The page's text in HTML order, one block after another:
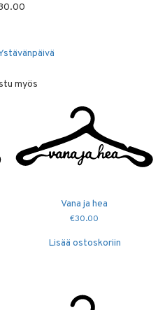
myös
Vana ja hea
€30.00
Lisää ostoskoriin